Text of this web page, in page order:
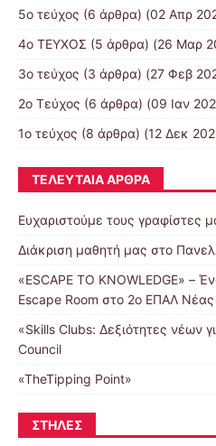
5ο τεύχος (6 άρθρα) (02 Απρ
4o ΤΕΥΧΟΣ (5 άρθρα) (26 Μαρ
3ο τεύχος (3 άρθρα) (27 Φεβ
2ο Τεύχος (6 άρθρα) (09 Ιαν
1ο τεύχος (8 άρθρα) (12 Δεκ
ΤΕΛΕΥΤΑΊΑ ΆΡΘΡΑ
Ευχαριστούμε τους γραφίστες
Διάκριση μαθητή μας στο
«ESCAPE TO KNOWLEDGE» –
Escape Room στο 2ο ΕΠΑΛ
«Skills Clubs: Δεξιότητες νέων
Council
«TheTipping Point»
ΣΤΉΛΕΣ